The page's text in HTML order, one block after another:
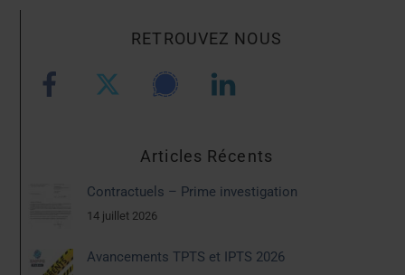
RETROUVEZ NOUS
Articles Récents
Contractuels – Prime investigation
14 juillet 2026
Avancements TPTS et IPTS 2026